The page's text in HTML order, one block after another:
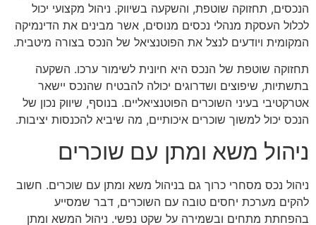
הנכסים, תחזוקה שוטפת, והשקעה בשיווק. ניהול מקצועי יכול
לכלול העסקת מנהלי נכסים מנוסים, אשר מבינים את הדינמיקה
המקומית ויודעים לנצל את הפוטנציאל של הנכס בצורה מיטבית.
תחזוקה שוטפת של הנכס היא חיונית לשימור ערכו. השקעה
בתשתיות, שיפוצים ושדרוגים יכולה להבטיח שהנכס יישאר
אטרקטיבי בעיני השוכרים הפוטנציאליים. בנוסף, שיווק נכון של
הנכס יכול למשוך שוכרים איכותיים, מה שיביא להכנסות יציבות.
ניהול משא ומתן עם שוכרים
ניהול נכס מסחרי כרוך גם בניהול משא ומתן עם שוכרים. חשוב
להקים מערכת יחסים טובה עם השוכרים, דבר שמסייע
בהפחתת מתחים ובשמירה על שקט נפשי. ניהול המשא ומתן